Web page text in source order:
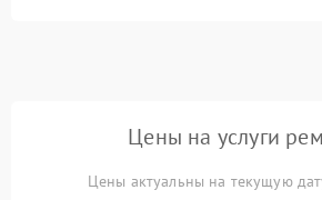
Цены на услуги
Цены актуальны на текущую